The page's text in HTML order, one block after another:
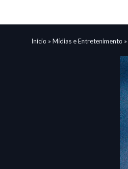
Início » Mídias e Entretenimento »